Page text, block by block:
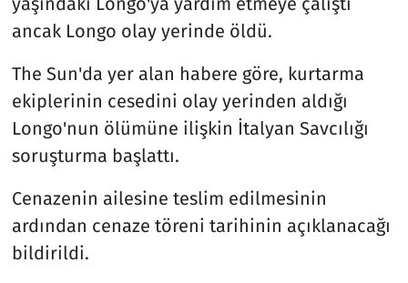
ancak Longo olay yerinde öldü.
The Sun'da yer alan habere göre, kurtarma
ekiplerinin cesedini olay yerinden aldığı
Longo'nun ölümüne ilişkin İtalyan Savcılığı
soruşturma başlattı.
Cenazenin ailesine teslim edilmesinin
ardından cenaze töreni tarihinin açıklanacağı
bildirildi.